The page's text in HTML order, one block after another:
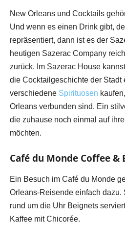
New Orleans und Cocktails
Und wenn es einen Drink gibt,
repräsentiert, dann ist es der
heutigen Sazerac Company
zurück. Im Sazerac House
die Cocktailgeschichte der Stadt
verschiedene Spirituosen
Orleans verbunden sind. Ein
die zuhause noch einmal auf
möchten.
Café du Monde Coffee &
Ein Besuch im Café du Monde
Orleans-Reisende einfach dazu.
rund um die Uhr Beignets
Kaffee mit Chicorée.